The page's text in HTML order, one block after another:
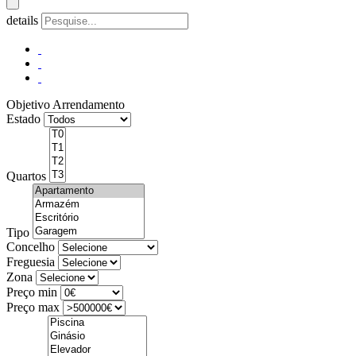
details
Objetivo Arrendamento
Estado
Quartos
Tipo
Concelho
Freguesia
Zona
Preço min
Preço max